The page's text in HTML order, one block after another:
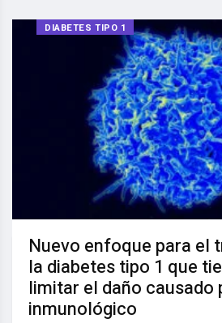
DIABETES TIPO 1
Nuevo enfoque para el
la diabetes tipo 1 que
limitar el daño causado
inmunológico